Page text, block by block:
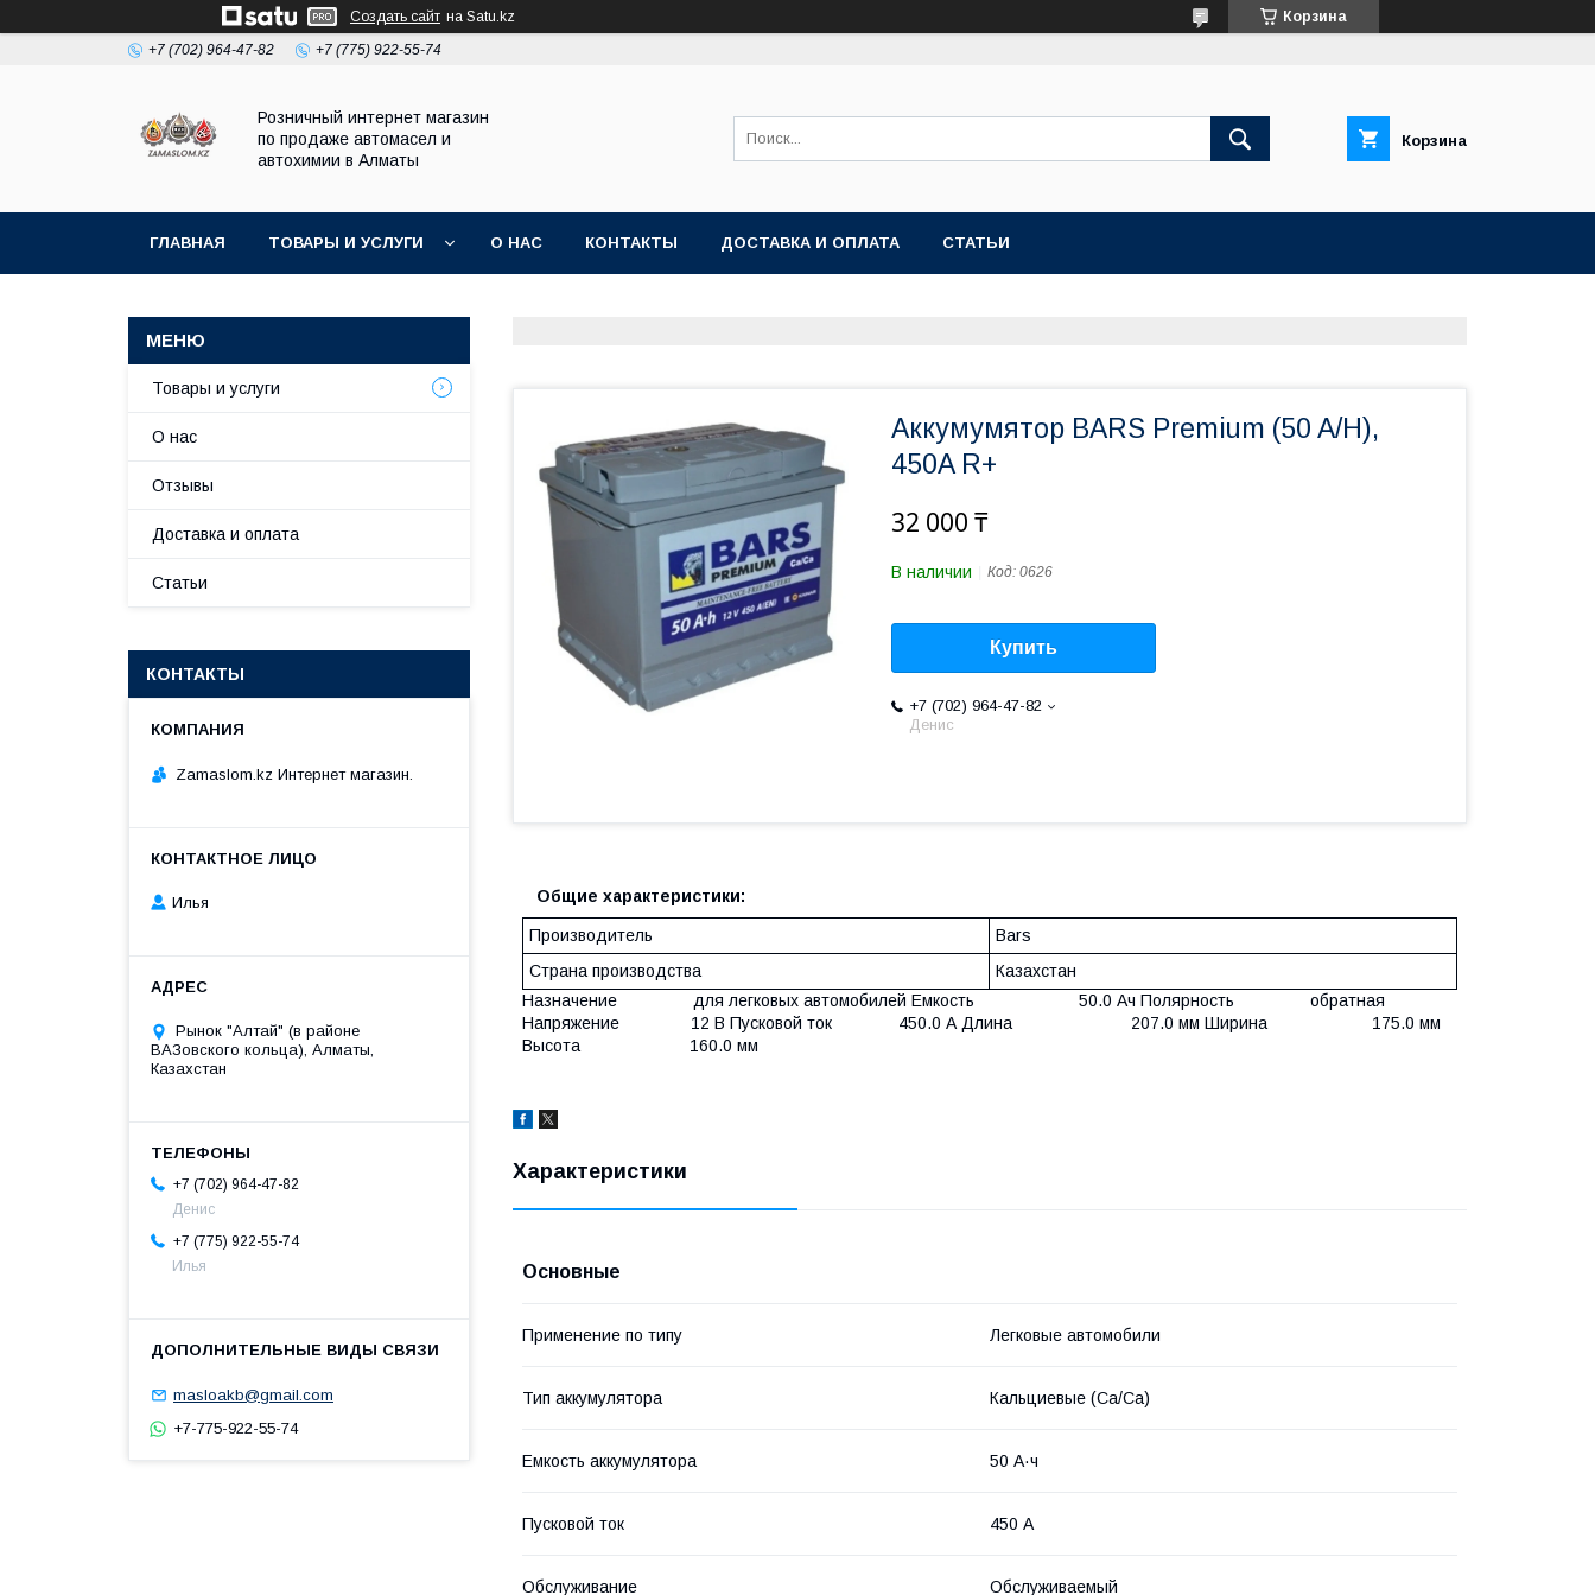
Создать сайт на Satu.kz Корзина
+7 (702) 964-47-82 +7 (775) 922-55-74
Розничный интернет магазин
по продаже автомасел и
автохимии в Алматы
Корзина
ГЛАВНАЯ ТОВАРЫ И УСЛУГИ О НАС КОНТАКТЫ ДОСТАВКА И ОПЛАТА СТАТЬИ
Аккумумятор BARS Premium (50 A/H),
450A R+
32 000 ₸
В наличии Код: 0626
Купить
+7 (702) 964-47-82
Денис
Общие характеристики:
Производитель
Bars
Страна производства
Казахстан
Назначение для легковых автомобилей Емкость 50.0 Ач Полярность обратная
Напряжение 12 В Пусковой ток 450.0 А Длина 207.0 мм Ширина 175.0 мм
Высота 160.0 мм
Характеристики
Основные
Применение по типу Легковые автомобили
Тип аккумулятора Кальциевые (Ca/Ca)
Емкость аккумулятора 50 А·ч
Пусковой ток 450 А
Обслуживание Обслуживаемый
Товары и услуги
О нас
Отзывы
Доставка и оплата
Статьи
КОНТАКТЫ
Zamaslom.kz Интернет магазин.
Илья
Рынок "Алтай" (в районе
ВАЗовского кольца), Алматы,
Казахстан
+7 (702) 964-47-82
Денис
+7 (775) 922-55-74
Илья
masloakb@gmail.com
+7-775-922-55-74